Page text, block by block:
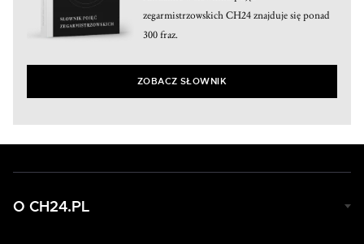
zegarmistrzowskich CH24 znajduje się ponad
300 fraz.
ZOBACZ SŁOWNIK
O CH24.PL